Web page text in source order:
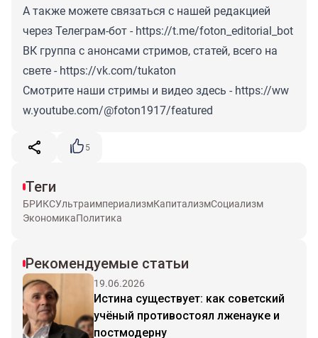
А также можете связаться с нашей редакцией
через Телеграм-бот - https://t.me/foton_editorial_bot
ВК группа с анонсами стримов, статей, всего на
свете - https://vk.com/tukaton
Смотрите наши стримы и видео здесь - https://ww
w.youtube.com/@foton1917/featured
5
Теги
БРИКСУльтраимпериализмКапитализмСоциализм
ЭкономикаПолитика
Рекомендуемые статьи
19.06.2026
Истина существует: как советский
учёный противостоял лженауке и
постмодерну